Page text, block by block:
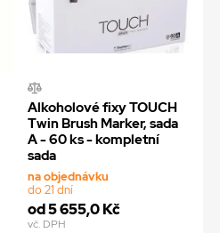
Alkoholové fixy TOUCH
Twin Brush Marker, sada
A - 60 ks - kompletní
sada
na objednávku
do 21 dní
od 5 655,0 Kč
vč. DPH